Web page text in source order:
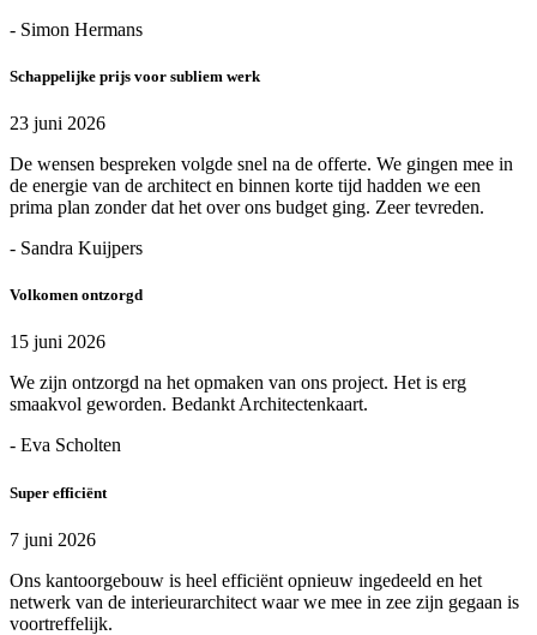
- Simon Hermans
Schappelijke prijs voor subliem werk
23 juni 2026
De wensen bespreken volgde snel na de offerte. We gingen mee in
de energie van de architect en binnen korte tijd hadden we een
prima plan zonder dat het over ons budget ging. Zeer tevreden.
- Sandra Kuijpers
Volkomen ontzorgd
15 juni 2026
We zijn ontzorgd na het opmaken van ons project. Het is erg
smaakvol geworden. Bedankt Architectenkaart.
- Eva Scholten
Super efficiënt
7 juni 2026
Ons kantoorgebouw is heel efficiënt opnieuw ingedeeld en het
netwerk van de interieurarchitect waar we mee in zee zijn gegaan is
voortreffelijk.